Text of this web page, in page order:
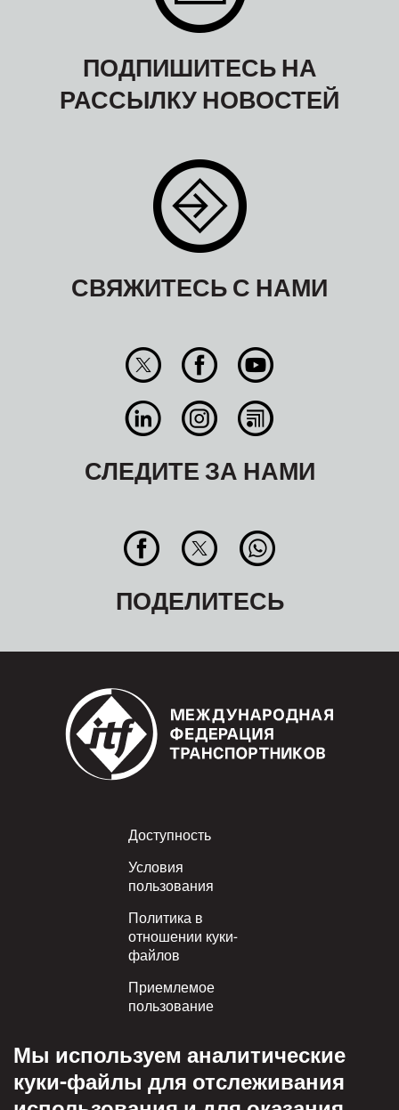
ПОДПИШИТЕСЬ НА
РАССЫЛКУ НОВОСТЕЙ
СВЯЖИТЕСЬ С НАМИ
СЛЕДИТЕ ЗА НАМИ
ПОДЕЛИТЕСЬ
Footer
Доступность
Условия
пользования
Политика в
отношении куки-
файлов
Приемлемое
пользование
конфиденциальности
Политика взаимного
Мы используем аналитические
куки-файлы для отслеживания